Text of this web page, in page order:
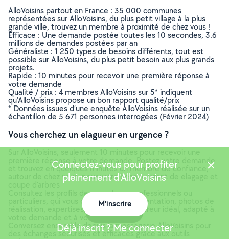
AlloVoisins partout en France : 35 000 communes
représentées sur AlloVoisins, du plus petit village à la plus
grande ville, trouvez un membre à proximité de chez vous !
Efficace : Une demande postée toutes les 10 secondes, 3.6
millions de demandes postées par an
Généraliste : 1 250 types de besoins différents, tout est
possible sur AlloVoisins, du plus petit besoin aux plus grands
projets.
Rapide : 10 minutes pour recevoir une première réponse à
votre demande
Qualité / prix : 4 membres AlloVoisins sur 5* indiquent
qu’AlloVoisins propose un bon rapport qualité/prix
* Données issues d’une enquête AlloVoisins réalisée sur un
échantillon de 5 671 personnes interrogées (Février 2024)
Vous cherchez un elagueur en urgence ?
première réponse à votre demande. Postez votre demande
et trouvez en quelques minutes un membre de confiance,
autour de chez vous, pour votre besoin urgent de elagage et
Consultez les profils des membres, professionnels ou
particuliers, qui vous ont contacté. Présentation, photos de
réalisation, expertises, avis : trouvez l'offreur idéal, adapté à
votre demande et à votre budget.
Conversez ensemble depuis la messagerie AlloVoisins pour
des échanges sécurisés et efficaces grâce aux outils
Connectez-vous pour profiter
pleinement d'AlloVoisins
M'inscrire
Déjà inscrit ? Me connecter